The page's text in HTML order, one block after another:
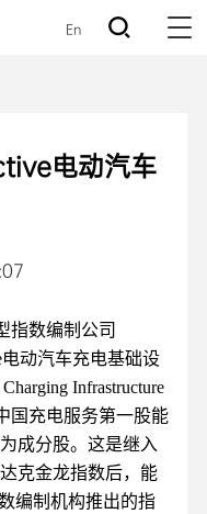
En
电动汽车
指数编制公司
电动汽车充电基础设
Infrastructure
国充电服务第一股能
成分股。这是继入
克金龙指数后，能
编制机构推出的指